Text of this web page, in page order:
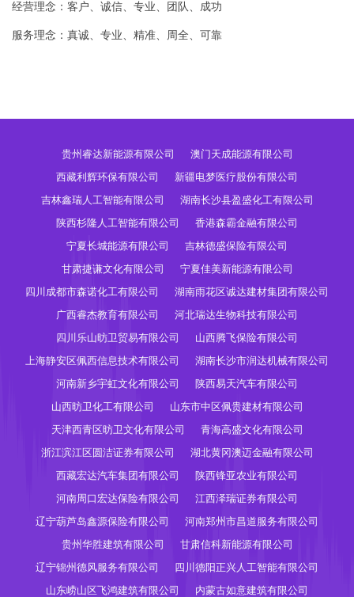
经营理念：客户、诚信、专业、团队、成功
服务理念：真诚、专业、精准、周全、可靠
贵州睿达新能源有限公司
澳门天成能源有限公司
西藏利辉环保有限公司
新疆电梦医疗股份有限公司
吉林鑫瑞人工智能有限公司
湖南长沙县盈盛化工有限公司
陕西杉隆人工智能有限公司
香港森霸金融有限公司
宁夏长城能源有限公司
吉林德盛保险有限公司
甘肃捷谦文化有限公司
宁夏佳美新能源有限公司
四川成都市森诺化工有限公司
湖南雨花区诚达建材集团有限公司
广西睿杰教育有限公司
河北瑞达生物科技有限公司
四川乐山昉卫贸易有限公司
山西腾飞保险有限公司
上海静安区佩西信息技术有限公司
湖南长沙市润达机械有限公司
河南新乡宇虹文化有限公司
陕西易天汽车有限公司
山西昉卫化工有限公司
山东市中区佩贵建材有限公司
天津西青区昉卫文化有限公司
青海高盛文化有限公司
浙江滨江区圆洁证券有限公司
湖北黄冈澳迈金融有限公司
西藏宏达汽车集团有限公司
陕西锋亚农业有限公司
河南周口宏达保险有限公司
江西泽瑞证券有限公司
辽宁葫芦岛鑫源保险有限公司
河南郑州市昌道服务有限公司
贵州华胜建筑有限公司
甘肃信科新能源有限公司
辽宁锦州德风服务有限公司
四川德阳正兴人工智能有限公司
山东崂山区飞鸿建筑有限公司
内蒙古如意建筑有限公司